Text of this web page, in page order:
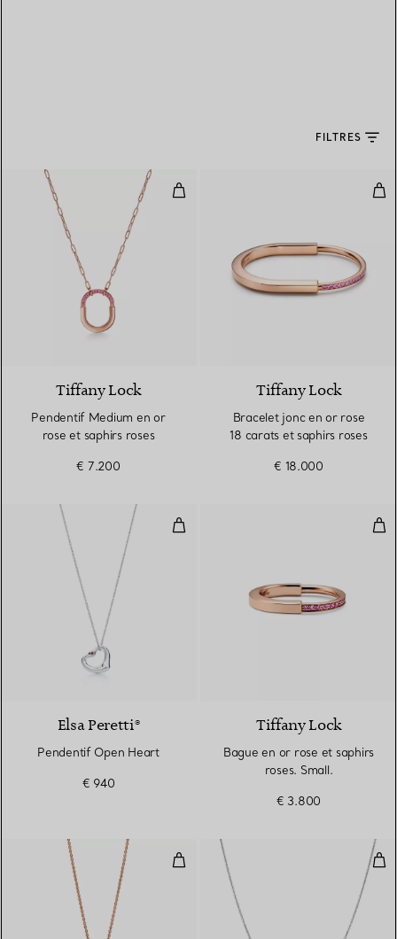
FILTRES
Pendentif Medium en or rose et
Tiffany Lock
Pendentif Medium en or
rose et saphirs roses
€ 7.200
Tiffany Lock
Bracelet jonc en or rose
18 carats et saphirs roses
€ 18.000
Pendentif Open Heart
Elsa Peretti®
Pendentif Open Heart
€ 940
Tiffany Lock
Bague en or rose et saphirs
roses. Small.
€ 3.800
Pendentif en or rose et saphir